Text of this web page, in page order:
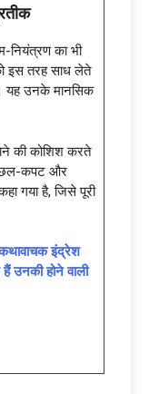
नियंत्रण का भी
इस तरह साध लेते
यह उनके मानसिक
की कोशिश करते
छल-कपट और
गया है, जिसे पूरी
इंद्रेश
उनकी होने वाली